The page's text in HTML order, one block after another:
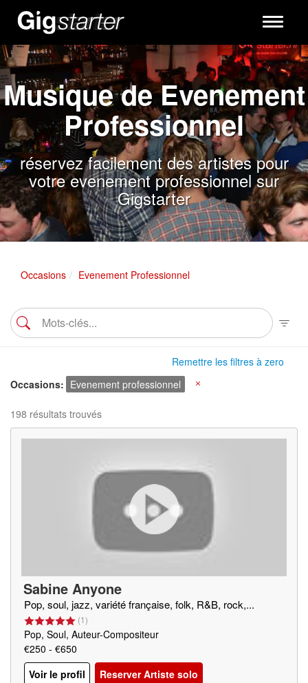
Toggle
Musique de Evenement
Professionnel
réservez facilement des artistes pour
votre evenement professionnel sur
Gigstarter
Occasions Evenement Professionnel
Remettre les filtres à zero
Occasions
Evenement professionnel
198 résultats trouvés
Sabine Anyone
Pop, soul, jazz, variété française, folk, R&B, rock,...
(1)
Pop, Soul, Auteur-Compositeur
€250 - €650
Voir le profil
Reserver Artiste solo